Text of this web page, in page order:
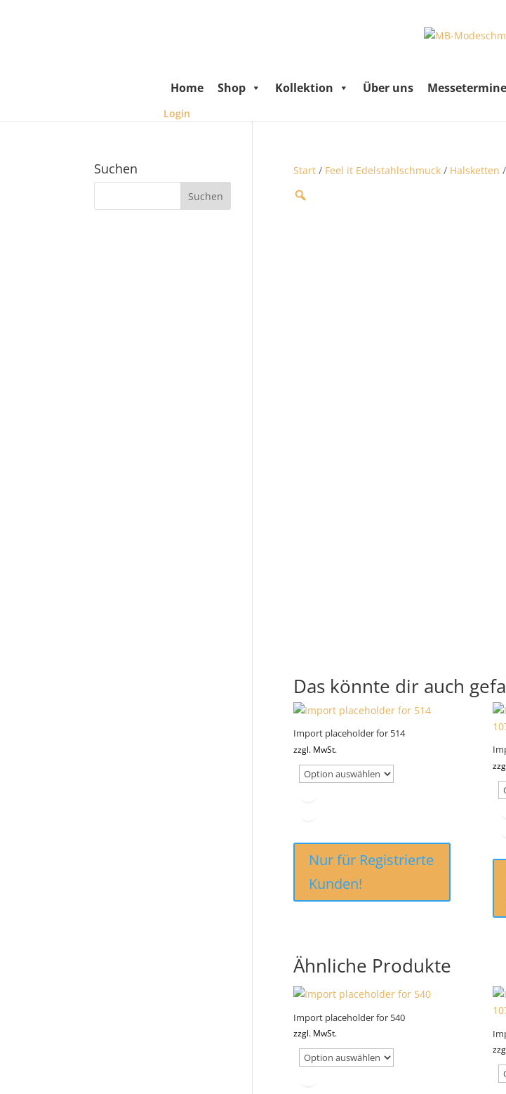
Home Shop Kollektion Über uns Messetermine
Login
Start/ Feel it Edelstahlschmuck/ Halsketten /
Das könnte dir auch
Import placeholder for 514
zzgl. MwSt.
Nur für Registrierte
Kunden!
Ähnliche Produkte
Import placeholder for 540
zzgl. MwSt.
Suchen